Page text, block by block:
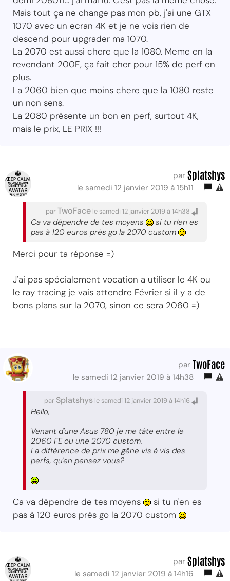
Mais tout ça ne change pas mon pb, j'ai une GTX
1070 avec un ecran 4K et je ne vois rien de
descend pour upgrader ma 1070.
La 2070 est aussi chere que la 1080. Meme en la
revendant 200E, ça fait cher pour 15% de perf en
plus.
La 2060 bien que moins chere que la 1080 reste
un non sens.
La 2080 présente un bon en perf, surtout 4K,
mais le prix, LE PRIX !!!
par Splatshys
le samedi 12 janvier 2019 à 15h11
parTwoFace le samedi 12 janvier 2019 à 14h38
Ca va dépendre de tes moyens
si tu n'en es
pas à 120 euros près go la 2070 custom
Merci pour ta réponse =)
J'ai pas spécialement vocation a utiliser le 4K ou
le ray tracing je vais attendre Février si il y a de
bons plans sur la 2070, sinon ce sera 2060 =)
par TwoFace
le samedi 12 janvier 2019 à 14h38
par Splatshys le samedi 12 janvier 2019 à 14h16
Hello,
Venant d'une Asus 780 je me tâte entre le
2060 FE ou une 2070 custom.
La différence de prix me gêne vis à vis des
perfs, qu'en pensez vous?
Ca va dépendre de tes moyens
si tu n'en es
pas à 120 euros près go la 2070 custom
par Splatshys
le samedi 12 janvier 2019 à 14h16